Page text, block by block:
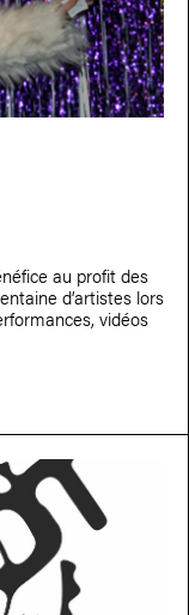
au profit des
d’artistes lors
vidéos